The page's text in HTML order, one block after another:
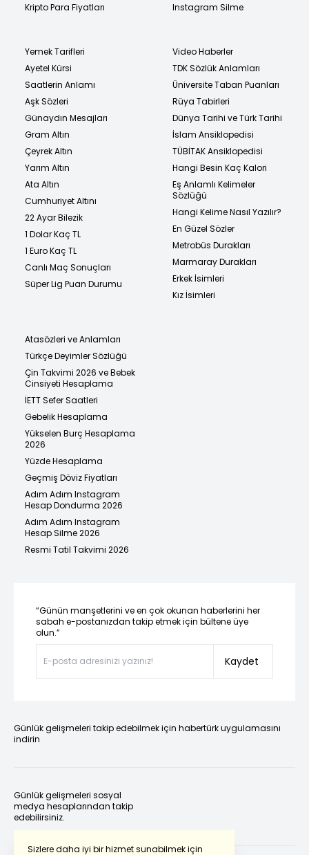
Sizlere daha iyi bir hizmet sunabilmek için
Kripto Para Fiyatları
Instagram Silme
Yemek Tarifleri
Ayetel Kürsi
Saatlerin Anlamı
Aşk Sözleri
Günaydın Mesajları
Gram Altın
Çeyrek Altın
Yarım Altın
Ata Altın
Cumhuriyet Altını
22 Ayar Bilezik
1 Dolar Kaç TL
1 Euro Kaç TL
Canlı Maç Sonuçları
Süper Lig Puan Durumu
Video Haberler
TDK Sözlük Anlamları
Üniversite Taban Puanları
Rüya Tabirleri
Dünya Tarihi ve Türk Tarihi
İslam Ansiklopedisi
TÜBİTAK Ansiklopedisi
Hangi Besin Kaç Kalori
Eş Anlamlı Kelimeler
Sözlüğü
Hangi Kelime Nasıl Yazılır?
En Güzel Sözler
Metrobüs Durakları
Marmaray Durakları
Erkek İsimleri
Kız İsimleri
Atasözleri ve Anlamları
Türkçe Deyimler Sözlüğü
Çin Takvimi 2026 ve Bebek
Cinsiyeti Hesaplama
İETT Sefer Saatleri
Gebelik Hesaplama
Yükselen Burç Hesaplama
2026
Yüzde Hesaplama
Geçmiş Döviz Fiyatları
Adım Adım Instagram
Hesap Dondurma 2026
Adım Adım Instagram
Hesap Silme 2026
Resmi Tatil Takvimi 2026
“Günün manşetlerini ve en çok okunan haberlerini her
sabah e-postanızdan takip etmek için bültene üye
olun.”
Kaydet
Günlük gelişmeleri takip edebilmek için habertürk uygulamasını
indirin
Günlük gelişmeleri sosyal
medya hesaplarından takip
edebilirsiniz.